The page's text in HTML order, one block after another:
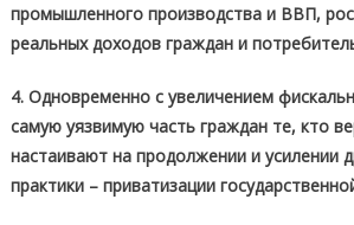
промышленного производства и ВВП,
реальных доходов граждан и
4. Одновременно с увеличением
самую уязвимую часть граждан те, кто
настаивают на продолжении и усилении
практики – приватизации